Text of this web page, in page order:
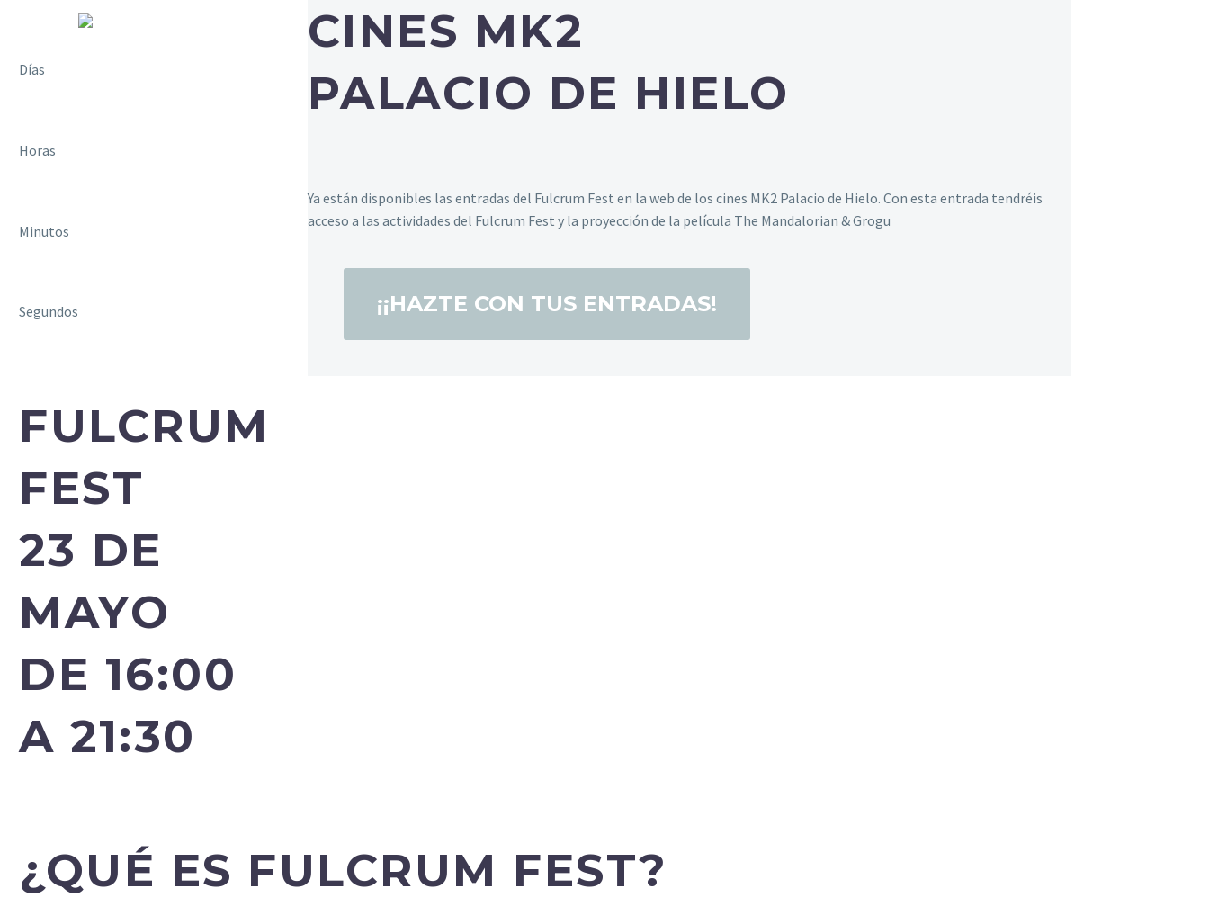
Días
Horas
Minutos
Segundos
FULCRUM
FEST
23 DE
MAYO
DE 16:00
A 21:30
CINES MK2
PALACIO DE HIELO
Ya están disponibles las entradas del Fulcrum Fest en la web de los cines MK2 Palacio de Hielo. Con esta entrada tendréis
acceso a las actividades del Fulcrum Fest y la proyección de la película The Mandalorian & Grogu
¡¡HAZTE CON TUS ENTRADAS!
¿QUÉ ES FULCRUM FEST?